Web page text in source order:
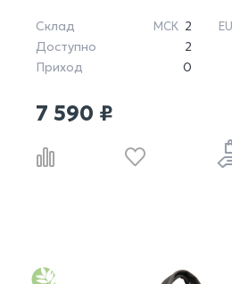
Склад МСК 2
Доступно
2
Приход
0
7 590 ₽